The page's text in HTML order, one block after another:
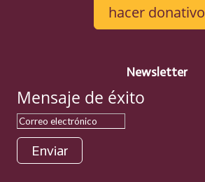
hacer donativo
Newsletter
Mensaje de éxito
Enviar